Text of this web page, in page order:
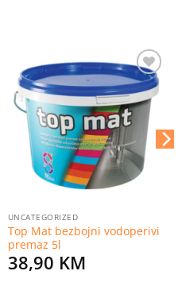
Dodaj
na
listu
želja
UNCATEGORIZED
Top Mat bezbojni vodoperivi
premaz 5l
38,90 KM